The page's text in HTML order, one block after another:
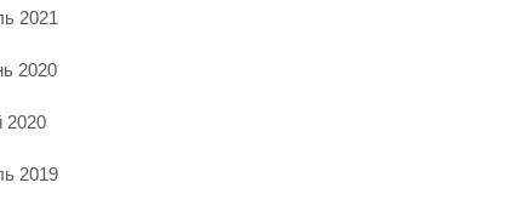
2021
2020
2020
2019